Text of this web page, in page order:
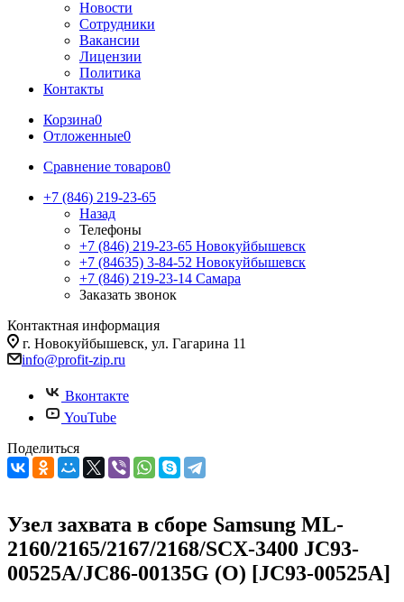
Новости
Сотрудники
Вакансии
Лицензии
Политика
Контакты
Корзина0
Отложенные0
Сравнение товаров0
+7 (846) 219-23-65
Назад
Телефоны
+7 (846) 219-23-65 Новокуйбышевск
+7 (84635) 3-84-52 Новокуйбышевск
+7 (846) 219-23-14 Самара
Заказать звонок
Контактная информация
г. Новокуйбышевск, ул. Гагарина 11
info@profit-zip.ru
Вконтакте
YouTube
Поделиться
Узел захвата в сборе Samsung ML-
2160/2165/2167/2168/SCX-3400 JC93-
00525A/JC86-00135G (O) [JC93-00525A]